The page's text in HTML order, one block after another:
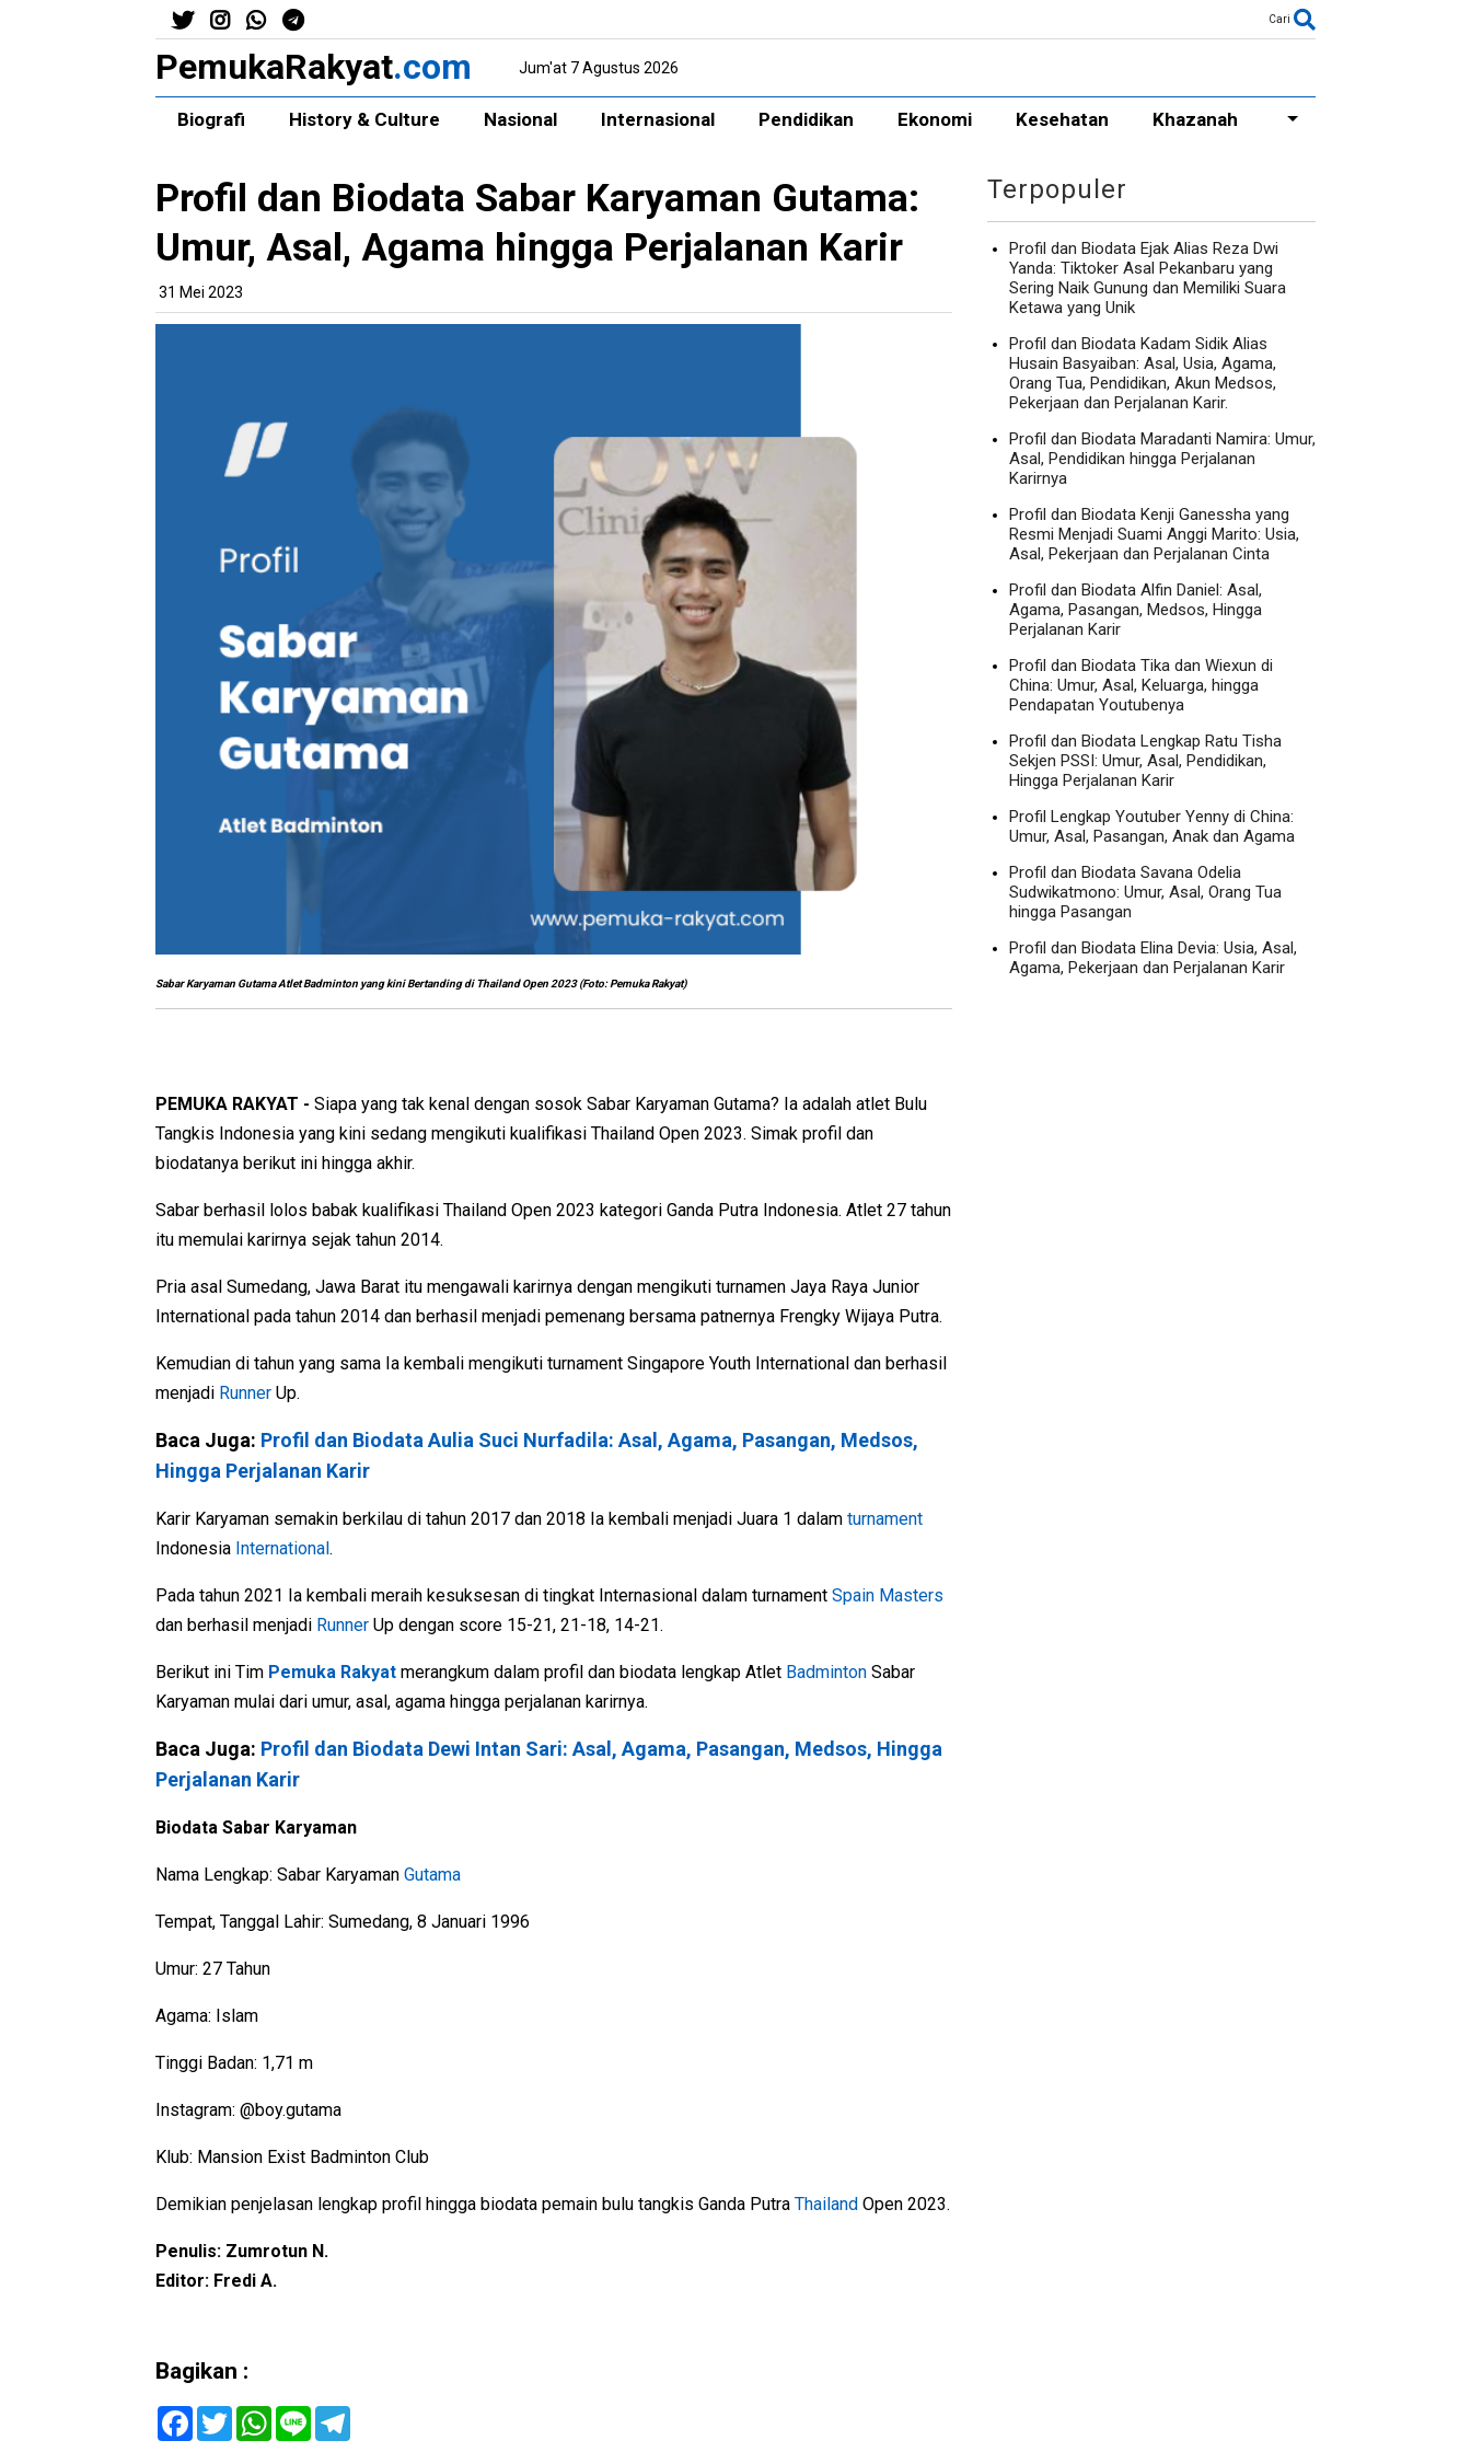
Cari
PemukaRakyat.com Jum'at 7 Agustus 2026
Biografi History & Culture Nasional Internasional Pendidikan Ekonomi Kesehatan Khazanah
Profil dan Biodata Sabar Karyaman Gutama:
Umur, Asal, Agama hingga Perjalanan Karir
31 Mei 2023
Sabar Karyaman Gutama Atlet Badminton yang kini Bertanding di Thailand Open 2023 (Foto: Pemuka Rakyat)
PEMUKA RAKYAT - Siapa yang tak kenal dengan sosok Sabar Karyaman Gutama? Ia adalah atlet Bulu
Tangkis Indonesia yang kini sedang mengikuti kualifikasi Thailand Open 2023. Simak profil dan
biodatanya berikut ini hingga akhir.
Sabar berhasil lolos babak kualifikasi Thailand Open 2023 kategori Ganda Putra Indonesia. Atlet 27 tahun
itu memulai karirnya sejak tahun 2014.
Pria asal Sumedang, Jawa Barat itu mengawali karirnya dengan mengikuti turnamen Jaya Raya Junior
International pada tahun 2014 dan berhasil menjadi pemenang bersama patnernya Frengky Wijaya Putra.
Kemudian di tahun yang sama Ia kembali mengikuti turnament Singapore Youth International dan berhasil
menjadi Runner Up.
Baca Juga: Profil dan Biodata Aulia Suci Nurfadila: Asal, Agama, Pasangan, Medsos,
Hingga Perjalanan Karir
Karir Karyaman semakin berkilau di tahun 2017 dan 2018 Ia kembali menjadi Juara 1 dalam turnament
Indonesia International .
Pada tahun 2021 Ia kembali meraih kesuksesan di tingkat Internasional dalam turnament Spain Masters
dan berhasil menjadi Runner Up dengan score 15-21, 21-18, 14-21.
Berikut ini Tim Pemuka Rakyat merangkum dalam profil dan biodata lengkap Atlet Badminton Sabar
Karyaman mulai dari umur, asal, agama hingga perjalanan karirnya.
Baca Juga: Profil dan Biodata Dewi Intan Sari: Asal, Agama, Pasangan, Medsos, Hingga
Perjalanan Karir
Biodata Sabar Karyaman
Nama Lengkap: Sabar Karyaman Gutama
Tempat, Tanggal Lahir: Sumedang, 8 Januari 1996
Umur: 27 Tahun
Agama: Islam
Tinggi Badan: 1,71 m
Instagram: @boy.gutama
Klub: Mansion Exist Badminton Club
Demikian penjelasan lengkap profil hingga biodata pemain bulu tangkis Ganda Putra Thailand Open 2023.
Penulis: Zumrotun N.
Editor: Fredi A.
Bagikan :
F
T
w
W
L
Terpopuler
Profil dan Biodata Ejak Alias Reza Dwi
Yanda: Tiktoker Asal Pekanbaru yang
Sering Naik Gunung dan Memiliki Suara
Ketawa yang Unik
Profil dan Biodata Kadam Sidik Alias
Husain Basyaiban: Asal, Usia, Agama,
Orang Tua, Pendidikan, Akun Medsos,
Pekerjaan dan Perjalanan Karir.
Profil dan Biodata Maradanti Namira: Umur,
Asal, Pendidikan hingga Perjalanan
Karirnya
Profil dan Biodata Kenji Ganessha yang
Resmi Menjadi Suami Anggi Marito: Usia,
Asal, Pekerjaan dan Perjalanan Cinta
Profil dan Biodata Alfin Daniel: Asal,
Agama, Pasangan, Medsos, Hingga
Perjalanan Karir
Profil dan Biodata Tika dan Wiexun di
China: Umur, Asal, Keluarga, hingga
Pendapatan Youtubenya
Profil dan Biodata Lengkap Ratu Tisha
Sekjen PSSI: Umur, Asal, Pendidikan,
Hingga Perjalanan Karir
Profil Lengkap Youtuber Yenny di China:
Umur, Asal, Pasangan, Anak dan Agama
Profil dan Biodata Savana Odelia
Sudwikatmono: Umur, Asal, Orang Tua
hingga Pasangan
Profil dan Biodata Elina Devia: Usia, Asal,
Agama, Pekerjaan dan Perjalanan Karir